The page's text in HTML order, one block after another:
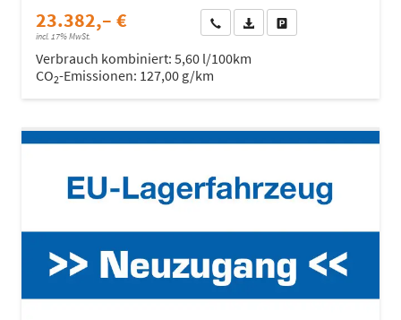
23.382,– €
incl. 17% MwSt.
Wir rufen Sie anFahrzeugexposé (PDF)
Verbrauch kombiniert: 5,60 l/100km
CO2-Emissionen: 127,00 g/km